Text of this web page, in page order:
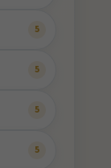
5
5
5
5